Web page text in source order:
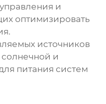
и
оптимизировать
источников
и
питания систем